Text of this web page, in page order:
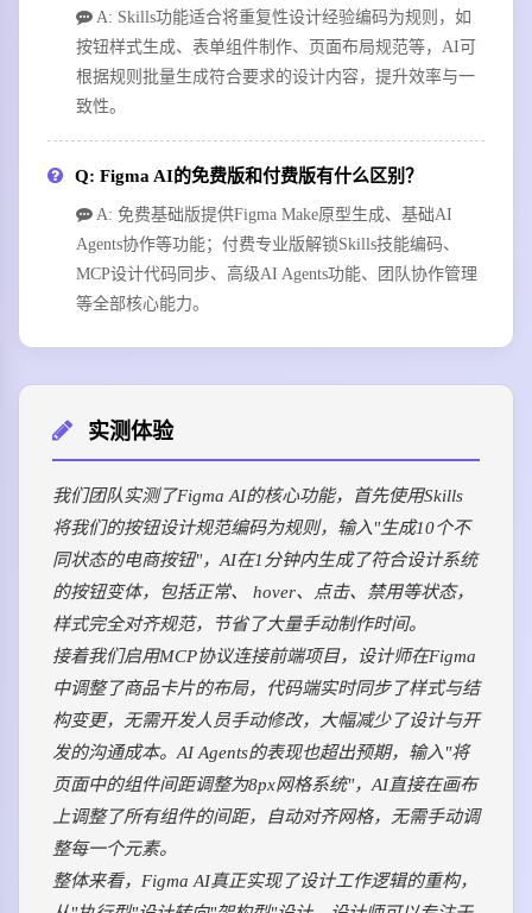
A: Skills功能适合将重复性设计经验编码为规则，如
按钮样式生成、表单组件制作、页面布局规范等，AI可
根据规则批量生成符合要求的设计内容，提升效率与一
致性。
Q: Figma AI的免费版和付费版有什么区别？
A: 免费基础版提供Figma Make原型生成、基础AI
Agents协作等功能；付费专业版解锁Skills技能编码、
MCP设计代码同步、高级AI Agents功能、团队协作管理
等全部核心能力。
实测体验
我们团队实测了Figma AI的核心功能，首先使用Skills
将我们的按钮设计规范编码为规则，输入"生成10个不
同状态的电商按钮"，AI在1分钟内生成了符合设计系统
的按钮变体，包括正常、 hover、点击、禁用等状态，
样式完全对齐规范，节省了大量手动制作时间。
接着我们启用MCP协议连接前端项目，设计师在Figma
中调整了商品卡片的布局，代码端实时同步了样式与结
构变更，无需开发人员手动修改，大幅减少了设计与开
发的沟通成本。AI Agents的表现也超出预期，输入"将
页面中的组件间距调整为8px网格系统"，AI直接在画布
上调整了所有组件的间距，自动对齐网格，无需手动调
整每一个元素。
整体来看，Figma AI真正实现了设计工作逻辑的重构，